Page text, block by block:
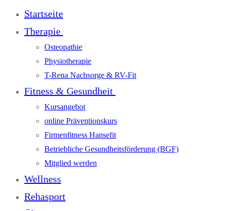
Startseite
Therapie
Osteopathie
Physiotherapie
T-Rena Nachsorge & RV-Fit
Fitness & Gesundheit
Kursangebot
online Präventionskurs
Firmenfitness Hansefit
Betriebliche Gesundheitsförderung (BGF)
Mitglied werden
Wellness
Rehasport